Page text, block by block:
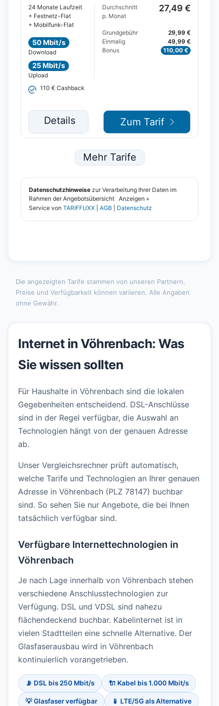
Die angezeigten Tarife stammen von unseren Partnern.
Preise und Verfügbarkeit können variieren. Alle Angaben
ohne Gewähr.
Internet in Vöhrenbach: Was
Sie wissen sollten
Für Haushalte in Vöhrenbach sind die lokalen
Gegebenheiten entscheidend. DSL-Anschlüsse
sind in der Regel verfügbar, die Auswahl an
Technologien hängt von der genauen Adresse
ab.
Unser Vergleichsrechner prüft automatisch,
welche Tarife und Technologien an Ihrer genauen
Adresse in Vöhrenbach (PLZ 78147) buchbar
sind. So sehen Sie nur Angebote, die bei Ihnen
tatsächlich verfügbar sind.
Verfügbare Internettechnologien in
Vöhrenbach
Je nach Lage innerhalb von Vöhrenbach stehen
verschiedene Anschlusstechnologien zur
Verfügung. DSL und VDSL sind nahezu
flächendeckend buchbar. Kabelinternet ist in
vielen Stadtteilen eine schnelle Alternative. Der
Glasfaserausbau wird in Vöhrenbach
kontinuierlich vorangetrieben.
📡 DSL bis 250 Mbit/s 🔌 Kabel bis 1.000 Mbit/s
💡 Glasfaser verfügbar 📱 LTE/5G als Alternative